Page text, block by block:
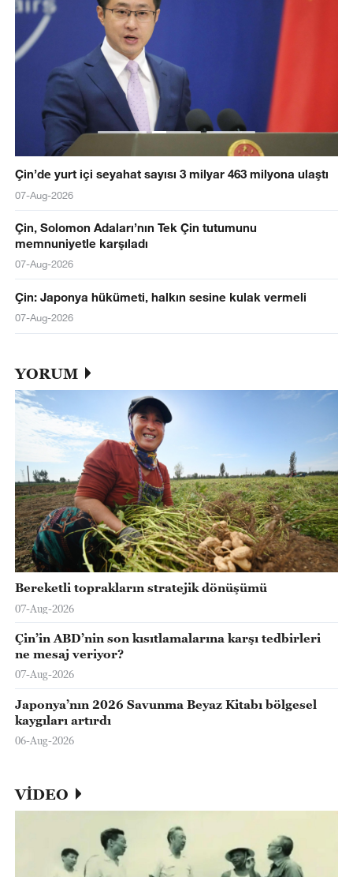
Çin’de yurt içi seyahat sayısı 3 milyar 463 milyona ulaştı
07-Aug-2026
Çin, Solomon Adaları’nın Tek Çin tutumunu
memnuniyetle karşıladı
07-Aug-2026
Çin: Japonya hükümeti, halkın sesine kulak vermeli
07-Aug-2026
YORUM
Bereketli toprakların stratejik dönüşümü
07-Aug-2026
Çin’in ABD’nin son kısıtlamalarına karşı tedbirleri
ne mesaj veriyor?
07-Aug-2026
Japonya’nın 2026 Savunma Beyaz Kitabı bölgesel
kaygıları artırdı
06-Aug-2026
VİDEO